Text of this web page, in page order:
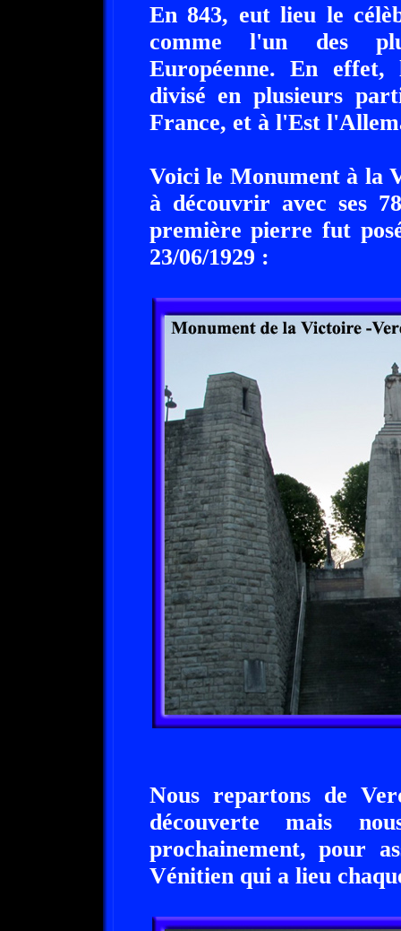
En 843, eut lieu le
comme l'un des
Européenne. En effet,
divisé en plusieurs
France, et à l'Est
Voici le Monument à la
à découvrir avec ses
première pierre fut
23/06/1929 :
Nous repartons de
découverte mais
prochainement, pour
Vénitien qui a lieu